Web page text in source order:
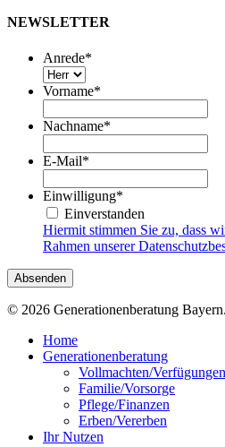
NEWSLETTER
Anrede*
Vorname*
Nachname*
E-Mail*
Einwilligung*
Einverstanden
Hiermit stimmen Sie zu, dass
Rahmen unserer
© 2026 Generationenberatung Bayern.
Close
Menu
Home
Generationenberatung
Vollmachten/Verfügungen
Familie/Vorsorge
Pflege/Finanzen
Erben/Vererben
Ihr Nutzen